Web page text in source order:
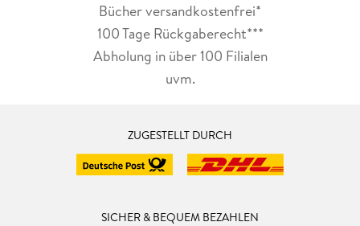
Bücher versandkostenfrei*
100 Tage Rückgaberecht***
Abholung in über 100 Filialen
uvm.
ZUGESTELLT DURCH
SICHER & BEQUEM BEZAHLEN